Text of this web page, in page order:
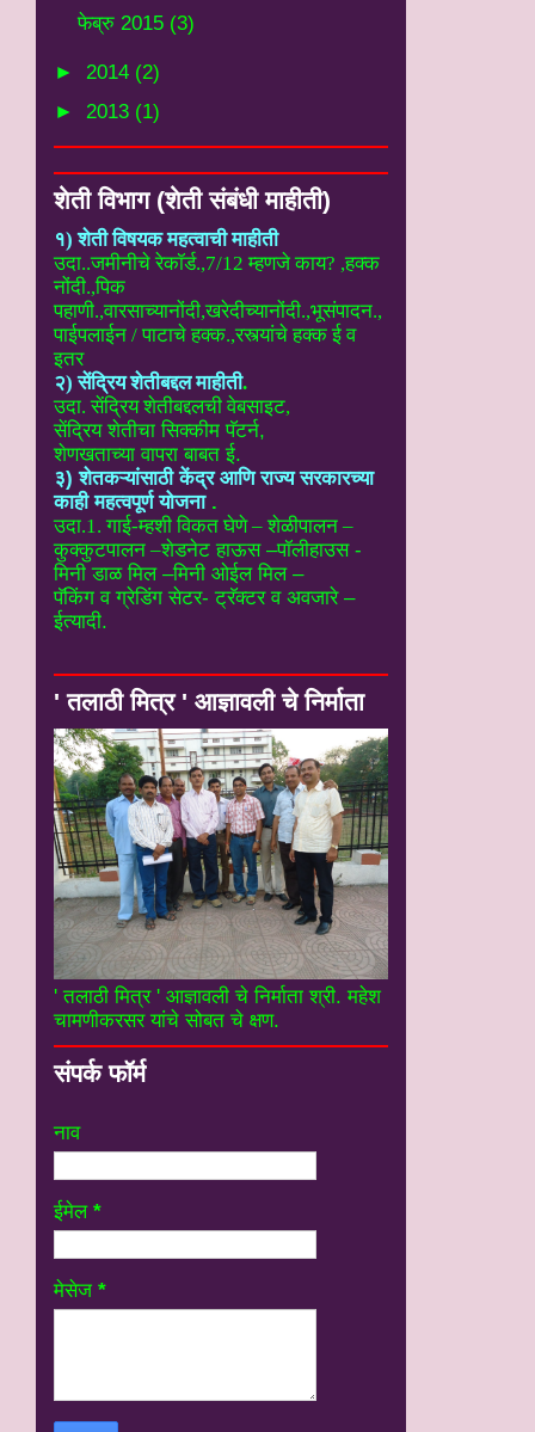
फेब्रु 2015 (3)
► 2014 (2)
► 2013 (1)
शेती विभाग (शेती संबंधी माहीती)
१) शेती विषयक महत्वाची माहीती
उदा..जमीनीचे रेकॉर्ड.,7/12 म्हणजे काय? ,हक्क
नोंदी.,पिक
पहाणी.,वारसाच्यानोंदी,खरेदीच्यानोंदी.,भूसंपादन.,
पाईपलाईन / पाटाचे हक्क.,रस्त्यांचे हक्क ईव
इतर
२) सेंद्रिय शेतीबद्दल माहीती.
उदा. सेंद्रिय शेतीबद्दलची वेबसाइट,
सेंद्रिय शेतीचा सिक्कीम पॅटर्न,
शेणखताच्या वापरा बाबत ई.
३) शेतकऱ्यांसाठी केंद्र आणि राज्य सरकारच्या
काही महत्वपूर्ण योजना.
उदा.1. गाई-म्हशी विकत घेणे – शेळीपालन –
कुक्कुटपालन –शेडनेट हाऊस –पॉलीहाउस -
मिनी डाळ मिल –मिनी ओईल मिल –
पॅकिंग व ग्रेडिंग सेटर- ट्रॅक्टर व अवजारे –
ईत्यादी.
' तलाठी मित्र ' आज्ञावली चे निर्माता
' तलाठी मित्र ' आज्ञावली चे निर्माता श्री. महेश
चामणीकरसर यांचे सोबत चे क्षण.
संपर्क फॉर्म
नाव
ईमेल *
मेसेज *